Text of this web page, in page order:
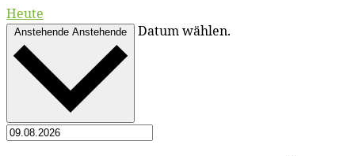
Heute
Anstehende Anstehende Datum wählen.